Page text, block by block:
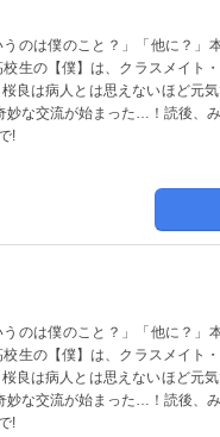
うのは僕のこと？」「他に？」
生の【僕】は、クラスメイト
良は病人とは思えないほど元
な交流が始まった…！読後、
!
うのは僕のこと？」「他に？」
生の【僕】は、クラスメイト
良は病人とは思えないほど元
な交流が始まった…！読後、
!